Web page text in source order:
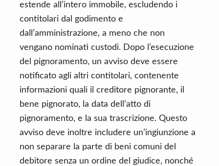
estende all’intero immobile, escludendo i
contitolari dal godimento e
dall’amministrazione, a meno che non
vengano nominati custodi. Dopo l’esecuzione
del pignoramento, un avviso deve essere
notificato agli altri contitolari, contenente
informazioni quali il creditore pignorante, il
bene pignorato, la data dell’atto di
pignoramento, e la sua trascrizione. Questo
avviso deve inoltre includere un’ingiunzione a
non separare la parte di beni comuni del
debitore senza un ordine del giudice, nonché